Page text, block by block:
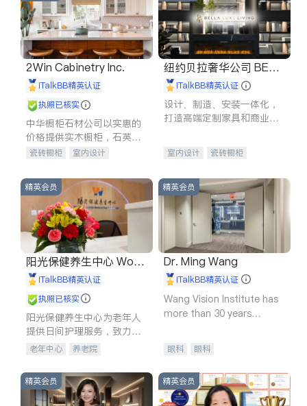
2Win Cabinetry Inc.
iTalkBB精英认证
执照已核实
中华橱柜石材公司以实惠的
价格提供实木橱柜，石英石
台面，多种优质不锈钢水
质厨房，家的选择。
瓷砖橱柜
室内设计
室内装修
纽约贝拉奢华公司 BELL
A LUXE
iTalkBB精英认证
设计、制造、安装一体化，
打造高端定制家具和商业空
室内设计
瓷砖橱柜
售前软装staging
室内装修
精英会员
阳光保健养生中心 World
shine
iTalkBB精英认证
执照已核实
阳光保健养生中心为老年人
提供日间护理服务，致力于
通过持续的护理创新来有效
老年中心 养老院
精英会员
Dr. Ming Wang
iTalkBB精英认证
Wang Vision Institute has
more than 30 years
眼科 眼科
精英会员 精英会员